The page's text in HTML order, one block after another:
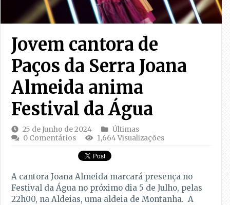
Jovem cantora de
Paços da Serra Joana
Almeida anima
Festival da Água
25 de Junho de 2024
Últimas
0 Comentários
1,664 Visualizações
A cantora Joana Almeida marcará presença no
Festival da Água no próximo dia 5 de Julho, pelas
22h00, na Aldeias, uma aldeia de Montanha. A